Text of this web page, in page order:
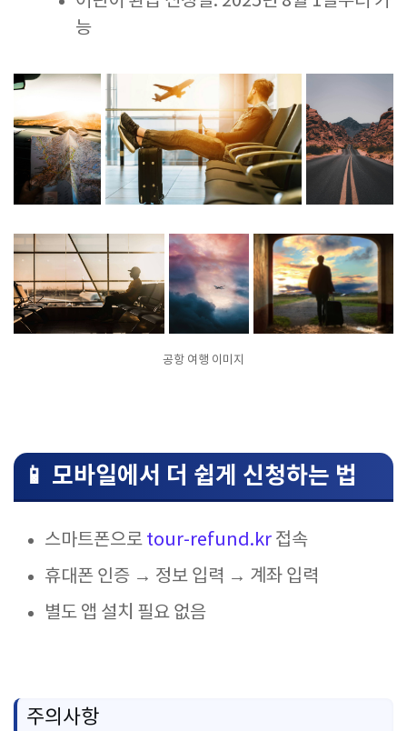
능
공항 여행 이미지
📱 모바일에서 더 쉽게 신청하는 법
스마트폰으로 tour-refund.kr 접속
휴대폰 인증 → 정보 입력 → 계좌 입력
별도 앱 설치 필요 없음
주의사항